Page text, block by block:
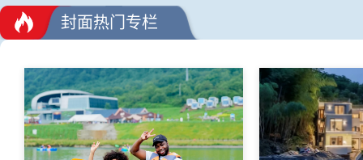
封面热门专栏